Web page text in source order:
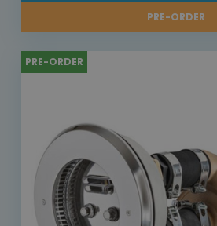
PRE-ORDER
PRE-ORDER